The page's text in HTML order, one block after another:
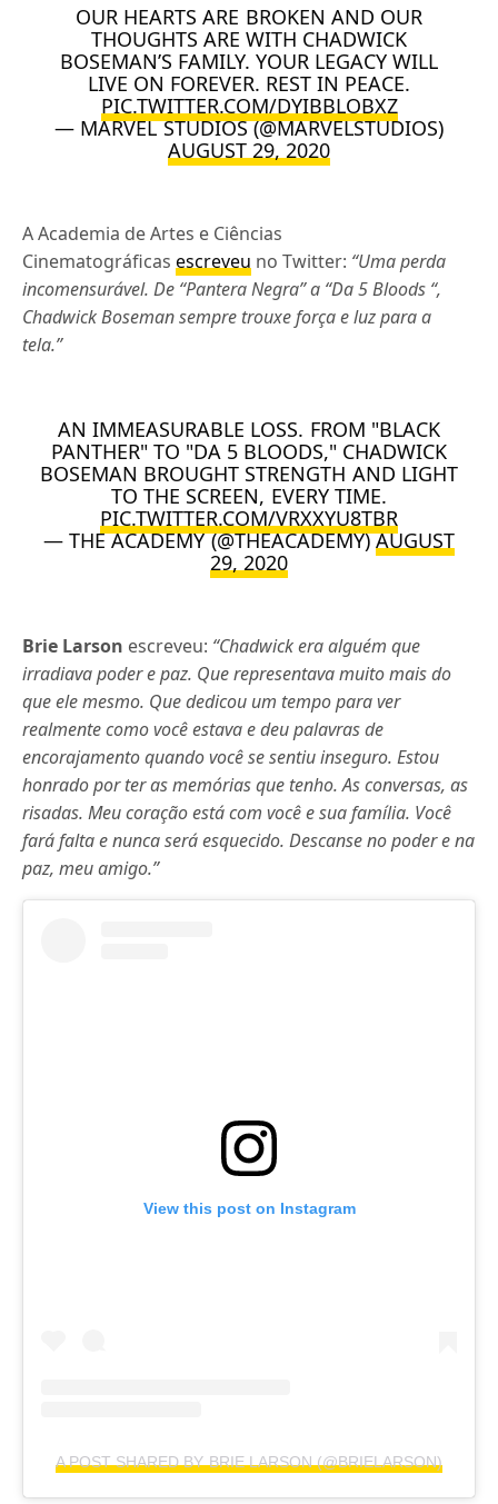
OUR HEARTS ARE BROKEN AND OUR
THOUGHTS ARE WITH CHADWICK
BOSEMAN’S FAMILY. YOUR LEGACY WILL
LIVE ON FOREVER. REST IN PEACE.
PIC.TWITTER.COM/DYIBBLOBXZ
— MARVEL STUDIOS (@MARVELSTUDIOS)
AUGUST 29, 2020
A Academia de Artes e Ciências
Cinematográficasescreveu no Twitter: “Uma perda
incomensurável. De “Pantera Negra” a “Da 5 Bloods “,
Chadwick Boseman sempre trouxe força e luz para a
tela.”
AN IMMEASURABLE LOSS. FROM "BLACK
PANTHER" TO "DA 5 BLOODS," CHADWICK
BOSEMAN BROUGHT STRENGTH AND LIGHT
TO THE SCREEN, EVERY TIME.
PIC.TWITTER.COM/VRXXYU8TBR
— THE ACADEMY (@THEACADEMY)AUGUST
29, 2020
Brie Larson escreveu: “Chadwick era alguém que
irradiava poder e paz. Que representava muito mais do
que ele mesmo. Que dedicou um tempo para ver
realmente como você estava e deu palavras de
encorajamento quando você se sentiu inseguro. Estou
honrado por ter as memórias que tenho. As conversas, as
risadas. Meu coração está com você e sua família. Você
fará falta e nunca será esquecido. Descanse no poder e na
paz, meu amigo.”
View this post on Instagram
A POST SHARED BY BRIE LARSON (@BRIELARSON)